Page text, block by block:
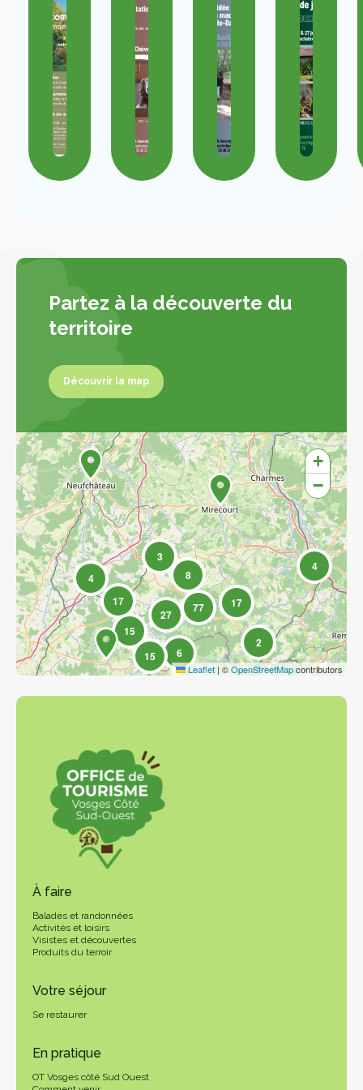
Partez à la découverte du
territoire
Découvrir la map
6
15
8
15
17 17
4
27 77
3
2
4
+
−
Leaflet | ©OpenStreetMapcontributors
À faire
Balades et randonnées
Activités et loisirs
Visistes et découvertes
Produits du terroir
Votre séjour
Se restaurer
En pratique
OT Vosges côté Sud Ouest